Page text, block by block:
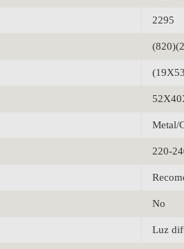
2295
Metal/
220-
No
Luz